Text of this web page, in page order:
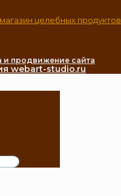
целебных продуктов
и продвижение сайта
webart-studio.ru